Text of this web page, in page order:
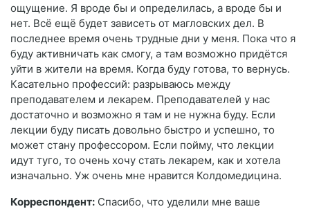
ощущение. Я вроде бы и определилась, а вроде бы и
нет. Всё ещё будет зависеть от магловских дел. В
последнее время очень трудные дни у меня. Пока что я
буду активничать как смогу, а там возможно придётся
уйти в жители на время. Когда буду готова, то вернусь.
Касательно профессий: разрываюсь между
преподавателем и лекарем. Преподавателей у нас
достаточно и возможно я там и не нужна буду. Если
лекции буду писать довольно быстро и успешно, то
может стану профессором. Если пойму, что лекции
идут туго, то очень хочу стать лекарем, как и хотела
изначально. Уж очень мне нравится Колдомедицина.
Корреспондент: Спасибо, что уделили мне ваше